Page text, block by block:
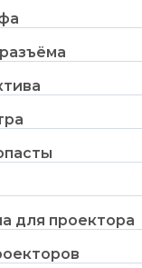
для проектора